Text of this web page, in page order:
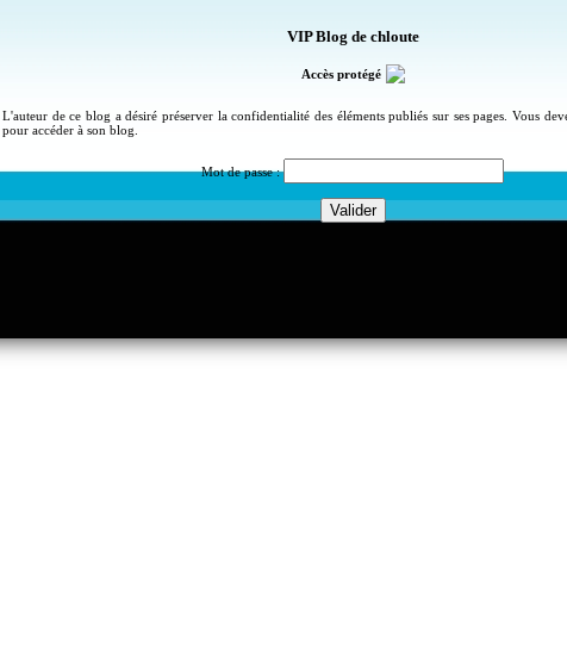
VIP Blog de chloute
Accès protégé
L'auteur de ce blog a désiré préserver la confidentialité des éléments publiés sur ses pages. Vous
pour accéder à son blog.
Mot de passe :